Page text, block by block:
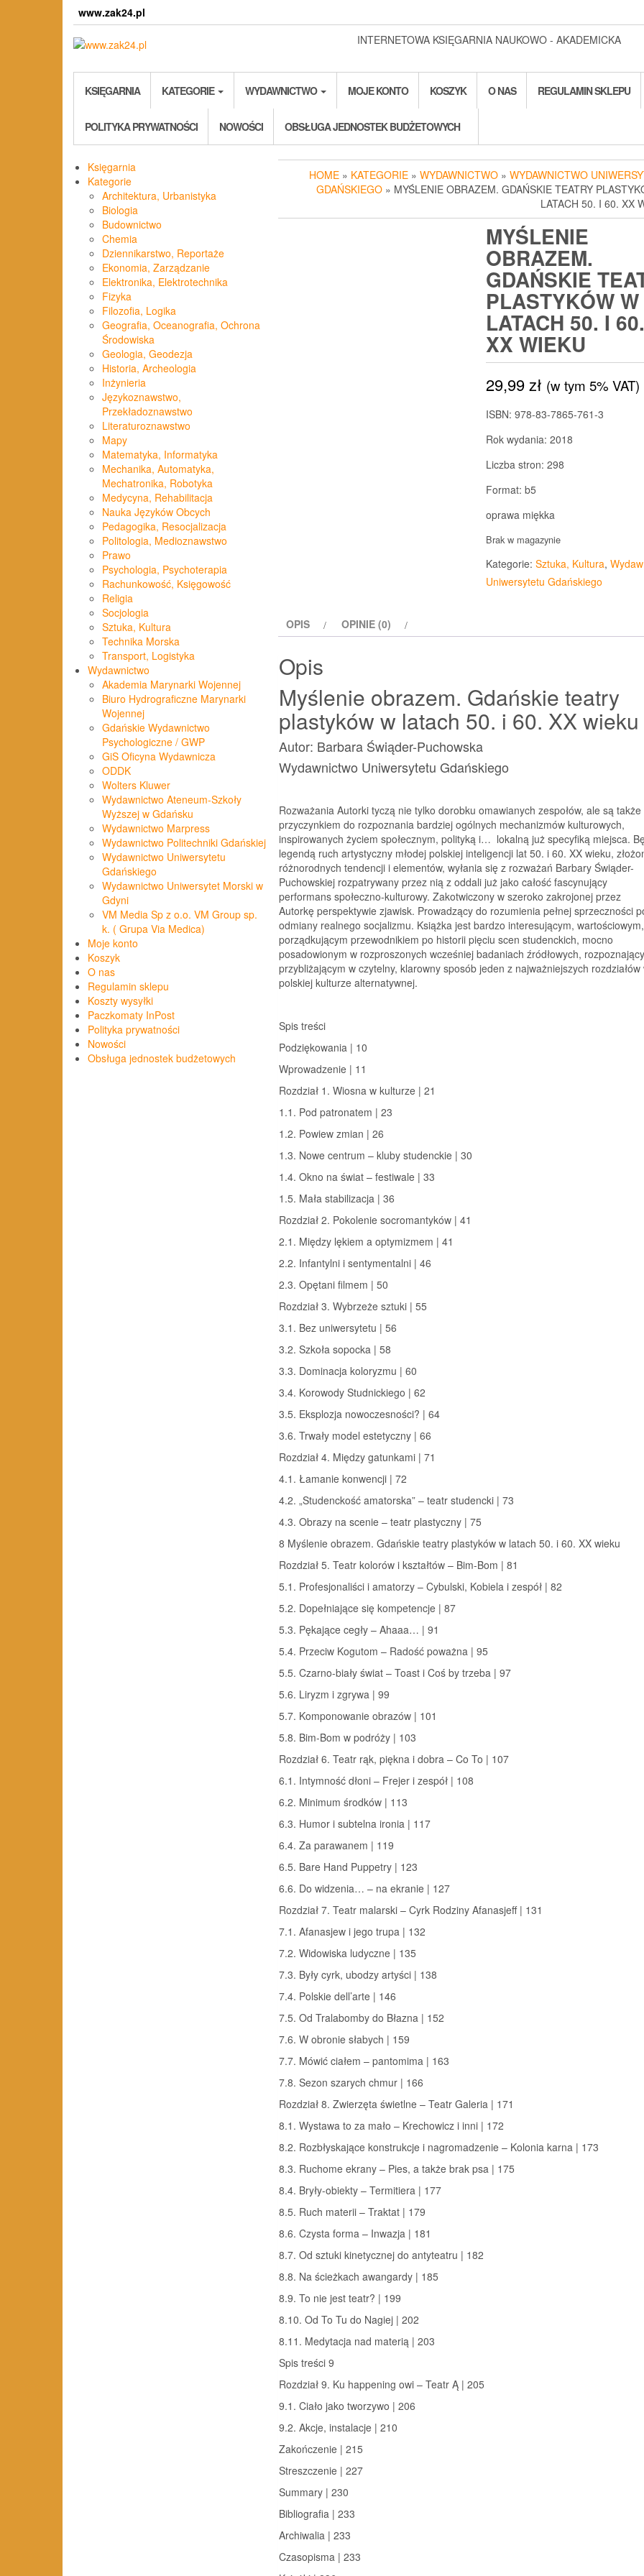
www.zak24.pl
INTERNETOWA KSIĘGARNIA NAUKOWO - AKADEMICKA
KSIĘGARNIA KATEGORIE WYDAWNICTWO MOJE KONTO KOSZYK O NAS REGULAMIN SKLEPU
POLITYKA PRYWATNOŚCI NOWOŚCI OBSŁUGA JEDNOSTEK BUDŻETOWYCH
Księgarnia
Kategorie
Architektura, Urbanistyka
Biologia
Budownictwo
Chemia
Dziennikarstwo, Reportaże
Ekonomia, Zarządzanie
Elektronika, Elektrotechnika
Fizyka
Filozofia, Logika
Geografia, Oceanografia, Ochrona
Środowiska
Geologia, Geodezja
Historia, Archeologia
Inżynieria
Językoznawstwo,
Przekładoznawstwo
Literaturoznawstwo
Mapy
Matematyka, Informatyka
Mechanika, Automatyka,
Mechatronika, Robotyka
Medycyna, Rehabilitacja
Nauka Języków Obcych
Pedagogika, Resocjalizacja
Politologia, Medioznawstwo
Prawo
Psychologia, Psychoterapia
Rachunkowość, Księgowość
Religia
Socjologia
Sztuka, Kultura
Technika Morska
Transport, Logistyka
Wydawnictwo
Akademia Marynarki Wojennej
Biuro Hydrograficzne Marynarki
Wojennej
Gdańskie Wydawnictwo
Psychologiczne / GWP
GiS Oficyna Wydawnicza
ODDK
Wolters Kluwer
Wydawnictwo Ateneum-Szkoły
Wyższej w Gdańsku
Wydawnictwo Marpress
Wydawnictwo Politechniki Gdańskiej
Wydawnictwo Uniwersytetu
Gdańskiego
Wydawnictwo Uniwersytet Morski w
Gdyni
VM Media Sp z o.o. VM Group sp.
k. ( Grupa Via Medica)
Moje konto
Koszyk
O nas
Regulamin sklepu
Koszty wysyłki
Paczkomaty InPost
Polityka prywatności
Nowości
Obsługa jednostek budżetowych
HOME » KATEGORIE » WYDAWNICTWO » WYDAWNICTWO
GDAŃSKIEGO » MYŚLENIE OBRAZEM. GDAŃSKIE TEATRY
LATACH 50. I 60. XX
MYŚLENIE
OBRAZEM.
GDAŃSKIE
PLASTYKÓW W
LATACH 50. I 60.
XX WIEKU
29,99zł (w tym 5% VAT)
ISBN: 978-83-7865-761-3
Rok wydania: 2018
Liczba stron: 298
Format: b5
oprawa miękka
Brak w magazynie
Kategorie: Sztuka, Kultura,
Uniwersytetu Gdańskiego
OPIS OPINIE (0)
Opis
Myślenie obrazem. Gdańskie teatry
plastyków w latach 50. i 60. XX wieku
Autor: Barbara Świąder-Puchowska
Wydawnictwo Uniwersytetu Gdańskiego
Rozważania Autorki tyczą nie tylko dorobku omawianych zespołów, ale są także
przyczynkiem do rozpoznania bardziej ogólnych mechanizmów kulturowych,
inspirowanych życiem społecznym, polityką i… lokalną już specyfiką miejsca.
legendą ruch artystyczny młodej polskiej inteligencji lat 50. i 60. XX wieku,
różnorodnych tendencji i elementów, wyłania się z rozważań Barbary Świąder-
Puchowskiej rozpatrywany przez nią z oddali już jako całość fascynujący
performans społeczno-kulturowy. Zakotwiczony w szeroko zakrojonej przez
Autorkę perspektywie zjawisk. Prowadzący do rozumienia pełnej sprzeczności
odmiany realnego socjalizmu. Książka jest bardzo interesującym, wartościowym,
porządkującym przewodnikiem po historii pięciu scen studenckich, mocno
posadowionym w rozproszonych wcześniej badaniach źródłowych,
przybliżającym w czytelny, klarowny sposób jeden z najważniejszych rozdziałów
polskiej kulturze alternatywnej.
Spis treści
Podziękowania | 10
Wprowadzenie | 11
Rozdział 1. Wiosna w kulturze | 21
1.1. Pod patronatem | 23
1.2. Powiew zmian | 26
1.3. Nowe centrum – kluby studenckie | 30
1.4. Okno na świat – festiwale | 33
1.5. Mała stabilizacja | 36
Rozdział 2. Pokolenie socromantyków | 41
2.1. Między lękiem a optymizmem | 41
2.2. Infantylni i sentymentalni | 46
2.3. Opętani filmem | 50
Rozdział 3. Wybrzeże sztuki | 55
3.1. Bez uniwersytetu | 56
3.2. Szkoła sopocka | 58
3.3. Dominacja koloryzmu | 60
3.4. Korowody Studnickiego | 62
3.5. Eksplozja nowoczesności? | 64
3.6. Trwały model estetyczny | 66
Rozdział 4. Między gatunkami | 71
4.1. Łamanie konwencji | 72
4.2. „Studenckość amatorska” – teatr studencki | 73
4.3. Obrazy na scenie – teatr plastyczny | 75
8 Myślenie obrazem. Gdańskie teatry plastyków w latach 50. i 60. XX wieku
Rozdział 5. Teatr kolorów i kształtów – Bim-Bom | 81
5.1. Profesjonaliści i amatorzy – Cybulski, Kobiela i zespół | 82
5.2. Dopełniające się kompetencje | 87
5.3. Pękające cegły – Ahaaa… | 91
5.4. Przeciw Kogutom – Radość poważna | 95
5.5. Czarno-biały świat – Toast i Coś by trzeba | 97
5.6. Liryzm i zgrywa | 99
5.7. Komponowanie obrazów | 101
5.8. Bim-Bom w podróży | 103
Rozdział 6. Teatr rąk, piękna i dobra – Co To | 107
6.1. Intymność dłoni – Frejer i zespół | 108
6.2. Minimum środków | 113
6.3. Humor i subtelna ironia | 117
6.4. Za parawanem | 119
6.5. Bare Hand Puppetry | 123
6.6. Do widzenia… – na ekranie | 127
Rozdział 7. Teatr malarski – Cyrk Rodziny Afanasjeff | 131
7.1. Afanasjew i jego trupa | 132
7.2. Widowiska ludyczne | 135
7.3. Były cyrk, ubodzy artyści | 138
7.4. Polskie dell’arte | 146
7.5. Od Tralabomby do Błazna | 152
7.6. W obronie słabych | 159
7.7. Mówić ciałem – pantomima | 163
7.8. Sezon szarych chmur | 166
Rozdział 8. Zwierzęta świetlne – Teatr Galeria | 171
8.1. Wystawa to za mało – Krechowicz i inni | 172
8.2. Rozbłyskające konstrukcje i nagromadzenie – Kolonia karna | 173
8.3. Ruchome ekrany – Pies, a także brak psa | 175
8.4. Bryły-obiekty – Termitiera | 177
8.5. Ruch materii – Traktat | 179
8.6. Czysta forma – Inwazja | 181
8.7. Od sztuki kinetycznej do antyteatru | 182
8.8. Na ścieżkach awangardy | 185
8.9. To nie jest teatr? | 199
8.10. Od To Tu do Nagiej | 202
8.11. Medytacja nad materią | 203
Spis treści 9
Rozdział 9. Ku happening owi – Teatr Ą | 205
9.1. Ciało jako tworzywo | 206
9.2. Akcje, instalacje | 210
Zakończenie | 215
Streszczenie | 227
Summary | 230
Bibliografia | 233
Archiwalia | 233
Czasopisma | 233